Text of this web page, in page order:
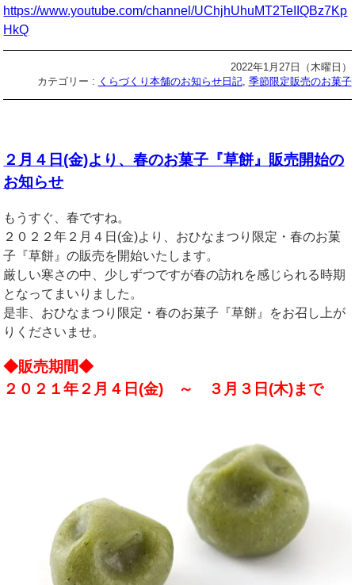
https://www.youtube.com/channel/UChjhUhuMT2TeIIQBz7Kp
HkQ
2022年1月27日（木曜日）
カテゴリー : くらづくり本舗のお知らせ日記, 季節限定販売のお菓子
２月４日(金)より、春のお菓子『草餅』販売開始の
お知らせ
もうすぐ、春ですね。
２０２２年２月４日(金)より、おひなまつり限定・春のお菓
子『草餅』の販売を開始いたします。
厳しい寒さの中、少しずつですが春の訪れを感じられる時期
となってまいりました。
是非、おひなまつり限定・春のお菓子『草餅』をお召し上が
りくださいませ。
◆販売期間◆
２０２１年２月４日(金) ～ ３月３日(木)まで